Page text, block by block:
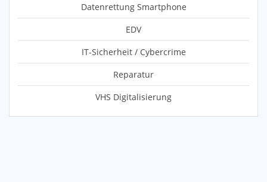
Datenrettung Smartphone
EDV
IT-Sicherheit / Cybercrime
Reparatur
VHS Digitalisierung